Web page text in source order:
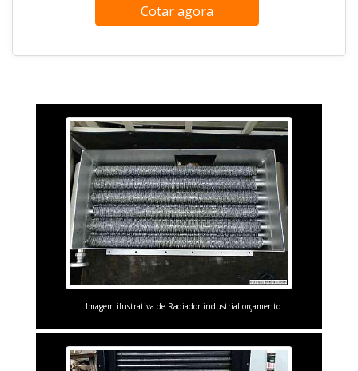
Cotar agora
Imagem ilustrativa de Radiador industrial orçamento